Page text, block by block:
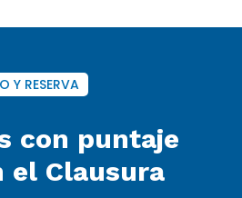
Y RESERVA
con puntaje
el Clausura